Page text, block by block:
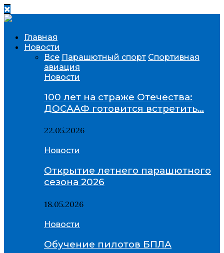
Главная
Новости
Все Парашютный спорт Спортивная
авиация
Новости
100 лет на страже Отечества:
ДОСААФ готовится встретить…
22.05.2026
Новости
Открытие летнего парашютного
сезона 2026
18.05.2026
Новости
Обучение пилотов БПЛА